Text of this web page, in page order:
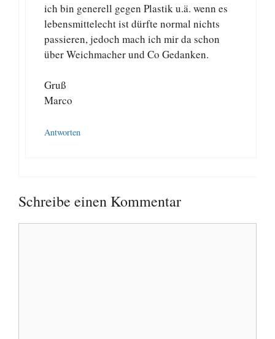
ich bin generell gegen Plastik u.ä. wenn es
lebensmittelecht ist dürfte normal nichts
passieren, jedoch mach ich mir da schon
über Weichmacher und Co Gedanken.
Gruß
Marco
Antworten
Schreibe einen Kommentar